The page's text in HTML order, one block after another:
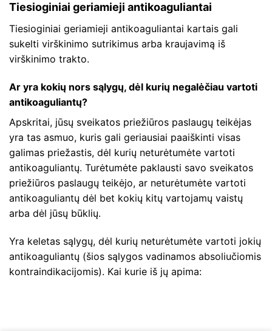
Tiesioginiai geriamieji antikoaguliantai
Tiesioginiai geriamieji antikoaguliantai kartais gali
sukelti virškinimo sutrikimus arba kraujavimą iš
virškinimo trakto.
Ar yra kokių nors sąlygų, dėl kurių negalėčiau vartoti
antikoaguliantų?
Apskritai, jūsų sveikatos priežiūros paslaugų teikėjas
yra tas asmuo, kuris gali geriausiai paaiškinti visas
galimas priežastis, dėl kurių neturėtumėte vartoti
antikoaguliantų. Turėtumėte paklausti savo sveikatos
priežiūros paslaugų teikėjo, ar neturėtumėte vartoti
antikoaguliantų dėl bet kokių kitų vartojamų vaistų
arba dėl jūsų būklių.
Yra keletas sąlygų, dėl kurių neturėtumėte vartoti jokių
antikoaguliantų (šios sąlygos vadinamos absoliučiomis
kontraindikacijomis). Kai kurie iš jų apima: